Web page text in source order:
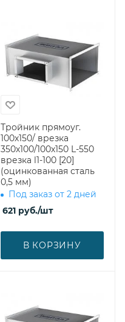
Тройник прямоуг.
100х150/ врезка
350х100/100х150 L-550
врезка l1-100 [20]
(оцинкованная сталь
0,5 мм)
Под заказ от 2 дней
621руб./шт
В КОРЗИНУ